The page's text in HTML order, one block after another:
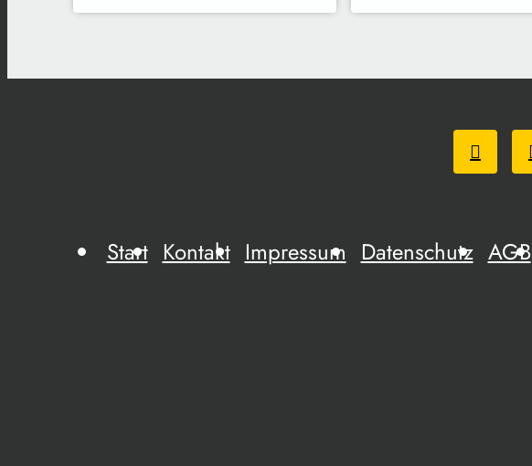
Start Kontakt Impressum Datenschutz AGB